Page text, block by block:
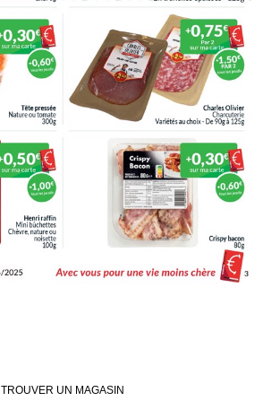
TROUVER UN MAGASIN